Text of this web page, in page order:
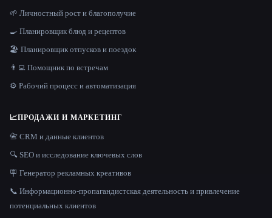
🌱 Личностный рост и благополучие
🍳 Планировщик блюд и рецептов
🏖 Планировщик отпусков и поездок
👨‍💻 Помощник по встречам
⚙️ Рабочий процесс и автоматизация
📈ПРОДАЖИ И МАРКЕТИНГ
📇 CRM и данные клиентов
🔍 SEO и исследование ключевых слов
🪧 Генератор рекламных креативов
📞 Информационно-пропагандистская деятельность и привлечение
потенциальных клиентов